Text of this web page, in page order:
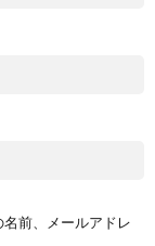
前、メールアドレ